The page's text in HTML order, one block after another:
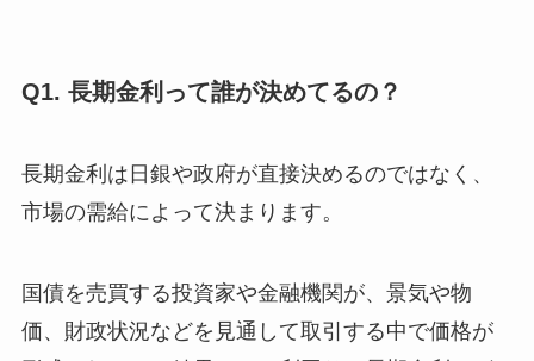
Q1. 長期金利って誰が決めてるの？
長期金利は日銀や政府が直接決めるのではなく、
市場の需給によって決まります。
国債を売買する投資家や金融機関が、景気や物
価、財政状況などを見通して取引する中で価格が